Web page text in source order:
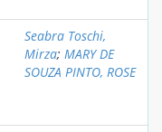
Seabra Toschi,
Mirza; MARY DE
SOUZA PINTO, ROSE